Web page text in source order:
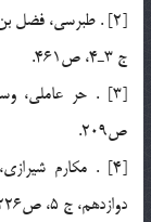
[2] . طبرسي، فضل
ج 3ـ4، ص461.
ص209.
[4] . مكارم
دوازدهم، ج 5، ص226.